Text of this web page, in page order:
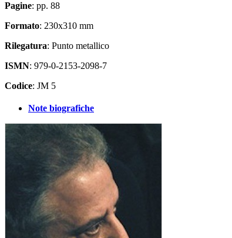
Pagine: pp. 88
Formato: 230x310 mm
Rilegatura: Punto metallico
ISMN: 979-0-2153-2098-7
Codice: JM 5
Note biografiche